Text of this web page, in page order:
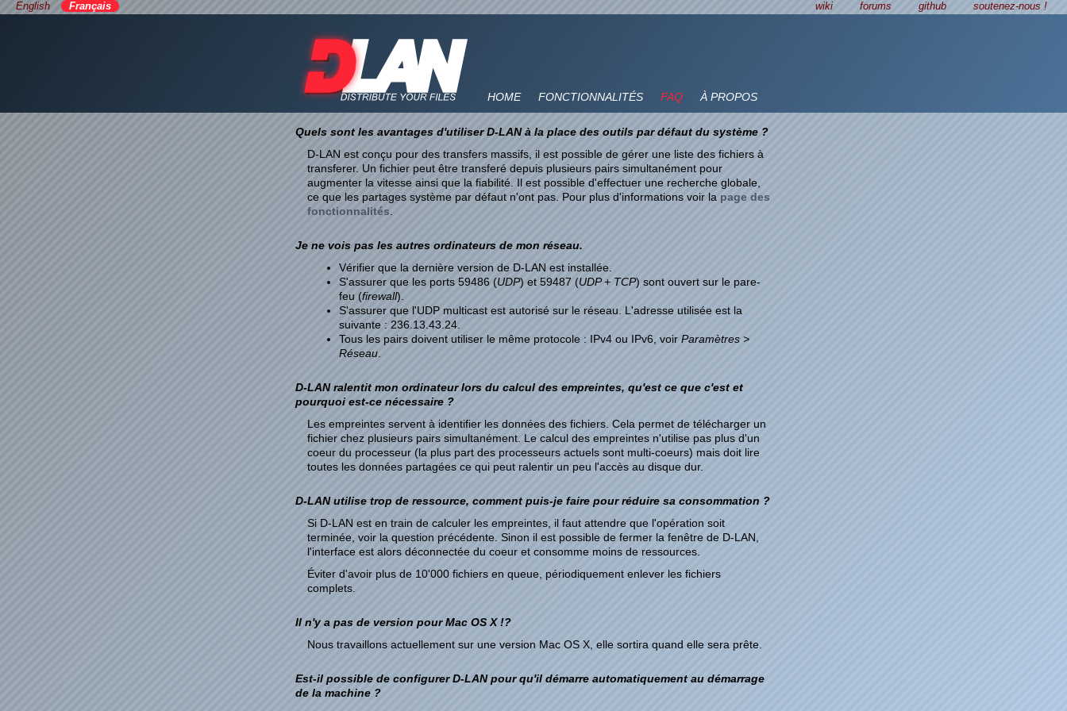
wiki forums github soutenez-nous !
English Français
HOME FONCTIONNALITÉS FAQ À PROPOS
Quels sont les avantages d'utiliser D-LAN à la place des outils par défaut du système ?
D-LAN est conçu pour des transfers massifs, il est possible de gérer une liste des fichiers à
transferer. Un fichier peut être transferé depuis plusieurs pairs simultanément pour
augmenter la vitesse ainsi que la fiabilité. Il est possible d'effectuer une recherche globale,
ce que les partages système par défaut n'ont pas. Pour plus d'informations voir la page des
fonctionnalités
Je ne vois pas les autres ordinateurs de mon réseau.
Vérifier que la dernière version de D-LAN est installée.
S'assurer que les ports 59486 (UDP) et 59487 (UDP + TCP) sont ouvert sur le pare-
feu (firewall).
S'assurer que l'UDP multicast est autorisé sur le réseau. L'adresse utilisée est la
suivante : 236.13.43.24.
Tous les pairs doivent utiliser le même protocole : IPv4 ou IPv6, voir Paramètres >
Réseau
D-LAN ralentit mon ordinateur lors du calcul des empreintes, qu'est ce que c'est et
pourquoi est-ce nécessaire ?
Les empreintes servent à identifier les données des fichiers. Cela permet de télécharger un
fichier chez plusieurs pairs simultanément. Le calcul des empreintes n'utilise pas plus d'un
coeur du processeur (la plus part des processeurs actuels sont multi-coeurs) mais doit lire
toutes les données partagées ce qui peut ralentir un peu l'accès au disque dur.
D-LAN utilise trop de ressource, comment puis-je faire pour réduire sa consommation ?
Si D-LAN est en train de calculer les empreintes, il faut attendre que l'opération soit
terminée, voir la question précédente. Sinon il est possible de fermer la fenêtre de D-LAN,
l'interface est alors déconnectée du coeur et consomme moins de ressources.
Éviter d'avoir plus de 10'000 fichiers en queue, périodiquement enlever les fichiers
complets.
Il n'y a pas de version pour Mac OS X !?
Nous travaillons actuellement sur une version Mac OS X, elle sortira quand elle sera prête.
Est-il possible de configurer D-LAN pour qu'il démarre automatiquement au démarrage
de la machine ?